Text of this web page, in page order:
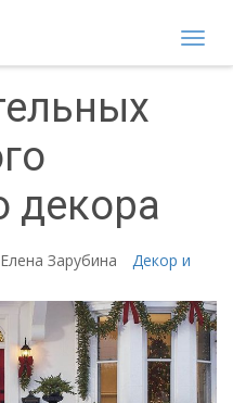
декора
Елена Зарубина
Декор и